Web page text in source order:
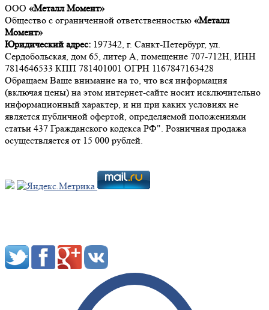
ООО «Металл Момент»
Общество с ограниченной ответственностью «Металл
Момент»
Юридический адрес: 197342, г. Санкт-Петербург, ул.
Сердобольская, дом 65, литер А, помещение 707-712Н, ИНН
7814646533 КПП 781401001 ОГРН 1167847163428
Обращаем Ваше внимание на то, что вся информация
(включая цены) на этом интернет-сайте носит исключительно
информационный характер, и ни при каких условиях не
является публичной офертой, определяемой положениями
статьи 437 Гражданского кодекса РФ". Розничная продажа
осуществляется от 15 000 рублей.